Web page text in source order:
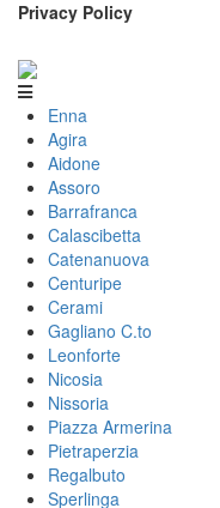
Privacy Policy
Enna
Agira
Aidone
Assoro
Barrafranca
Calascibetta
Catenanuova
Centuripe
Cerami
Gagliano C.to
Leonforte
Nicosia
Nissoria
Piazza Armerina
Pietraperzia
Regalbuto
Sperlinga